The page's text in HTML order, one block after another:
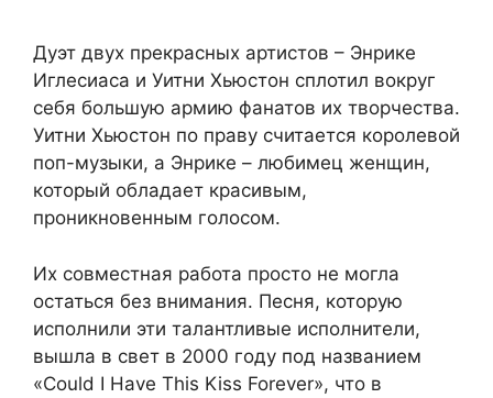
Дуэт двух прекрасных артистов – Энрике
Иглесиаса и Уитни Хьюстон сплотил вокруг
себя большую армию фанатов их творчества.
Уитни Хьюстон по праву считается королевой
поп-музыки, а Энрике – любимец женщин,
который обладает красивым,
проникновенным голосом.
Их совместная работа просто не могла
остаться без внимания. Песня, которую
исполнили эти талантливые исполнители,
вышла в свет в 2000 году под названием
«Could I Have This Kiss Forever», что в